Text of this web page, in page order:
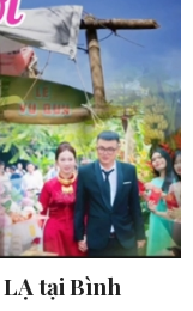
tại Bình